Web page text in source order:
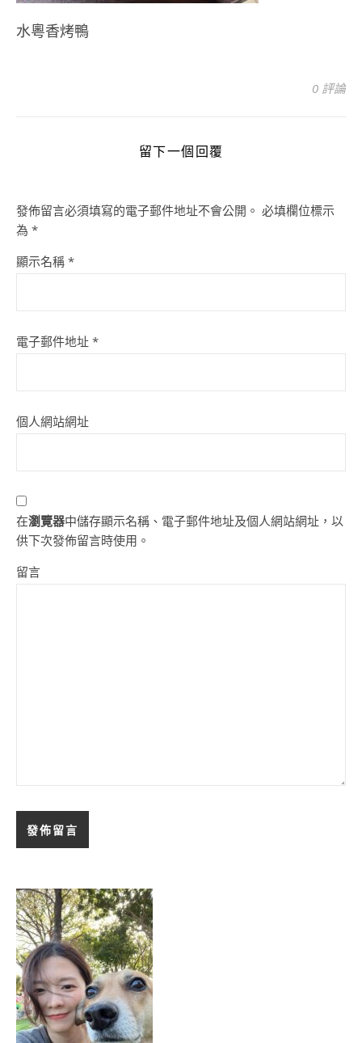
水粵香烤鴨
0 評論
留下一個回覆
發佈留言必須填寫的電子郵件地址不會公開。 必填欄位標示
為 *
顯示名稱 *
電子郵件地址 *
個人網站網址
在瀏覽器中儲存顯示名稱、電子郵件地址及個人網站網址，以
供下次發佈留言時使用。
留言